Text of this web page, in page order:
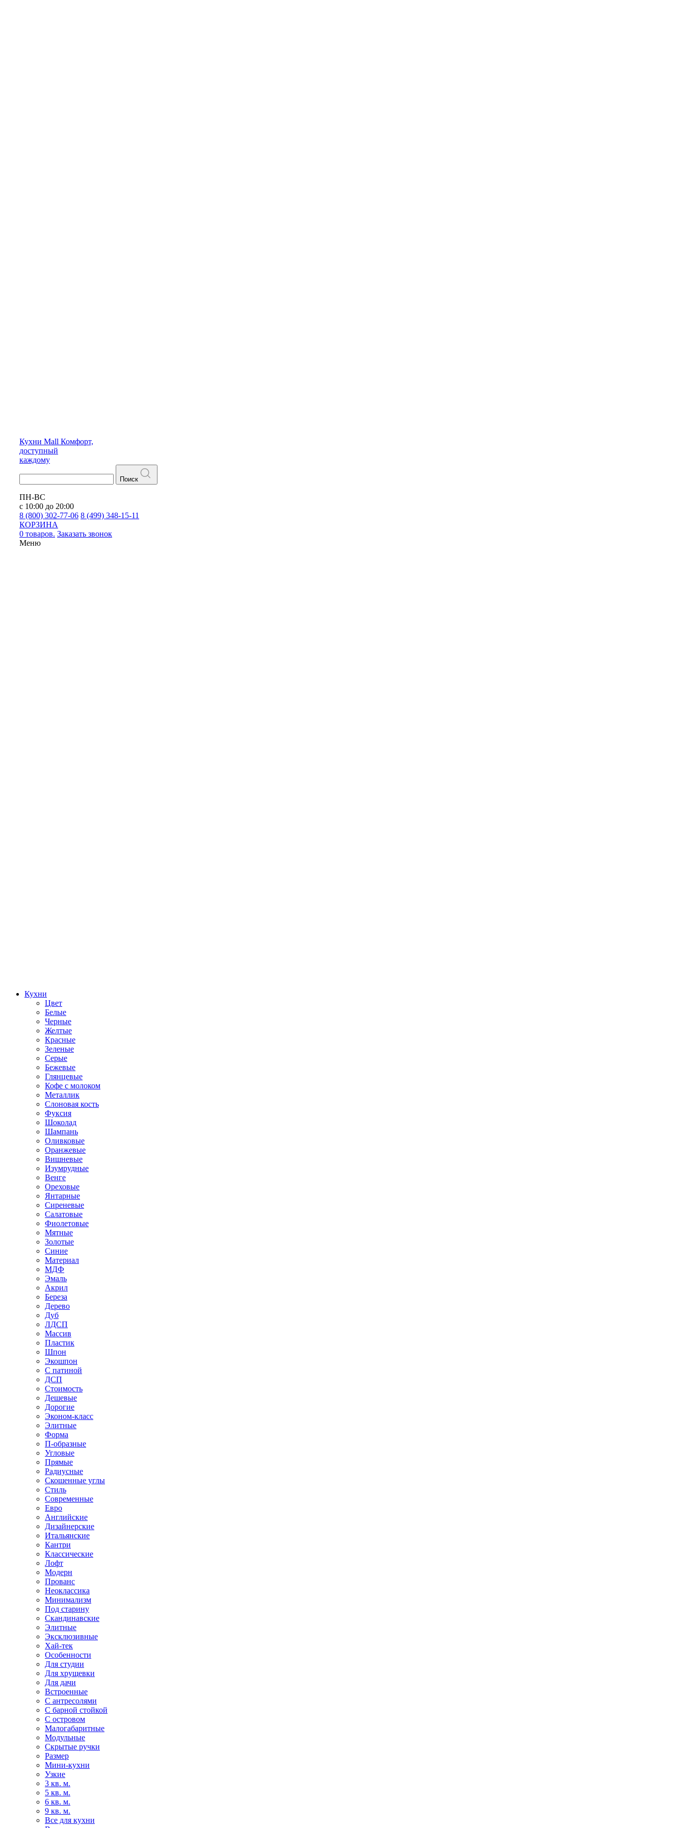
Кухни Mall Комфорт,
доступный
каждому
Поиск
ПН-ВС
с 10:00 до 20:00
8 (800) 302-77-06 8 (499) 348-15-11
КОРЗИНА
0 товаров. Заказать звонок
Меню
Кухни
Цвет
Белые
Черные
Желтые
Красные
Зеленые
Серые
Бежевые
Глянцевые
Кофе с молоком
Металлик
Слоновая кость
Фуксия
Шоколад
Шампань
Оливковые
Оранжевые
Вишневые
Изумрудные
Венге
Ореховые
Янтарные
Сиреневые
Салатовые
Фиолетовые
Мятные
Золотые
Синие
Материал
МДФ
Эмаль
Акрил
Береза
Дерево
Дуб
ЛДСП
Массив
Пластик
Шпон
Экошпон
С патиной
ДСП
Стоимость
Дешевые
Дорогие
Эконом-класс
Элитные
Форма
П-образные
Угловые
Прямые
Радиусные
Скошенные углы
Стиль
Современные
Евро
Английские
Дизайнерские
Итальянские
Кантри
Классические
Лофт
Модерн
Прованс
Неоклассика
Минимализм
Под старину
Скандинавские
Элитные
Эксклюзивные
Хай-тек
Особенности
Для студии
Для хрущевки
Для дачи
Встроенные
С антресолями
С барной стойкой
С островом
Малогабаритные
Модульные
Скрытые ручки
Размер
Мини-кухни
Узкие
3 кв. м.
5 кв. м.
6 кв. м.
9 кв. м.
Все для кухни